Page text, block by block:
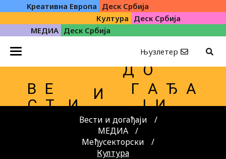
Kреативна Eвропа Деск Србија
Култура Деск Србија
МЕДИА Деск Србија
Њузлетер
Д О
В Е
И
Г А Ђ А
С Т И Ј И
Вести и догађаји
МЕДИА
Међусекторски
Култура